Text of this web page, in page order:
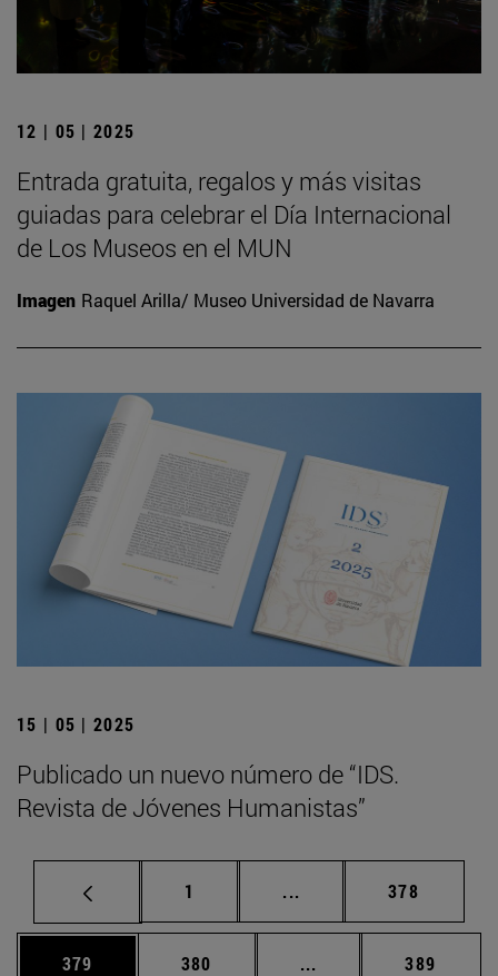
12 | 05 | 2025
Entrada gratuita, regalos y más visitas
guiadas para celebrar el Día Internacional
de Los Museos en el MUN
Imagen Raquel Arilla/ Museo Universidad de Navarra
15 | 05 | 2025
Publicado un nuevo número de “IDS.
Revista de Jóvenes Humanistas”
Página
1 ... Páginas intermedias
Página
378
Página
379 Página
380 ... Páginas intermedias
Página
389